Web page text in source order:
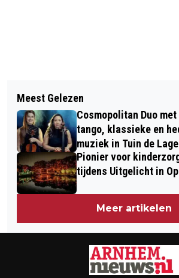
GEMEENTELIJKE WEBSITE
VERNIEUWING TOE
FUTURE FOR NATURE
UITGEREIKT OP 19 APRIL
ZOO
Meest Gelezen
Cosmopolitan Duo
tango, klassieke en
muziek in Tuin de
Pionier voor
tijdens Uitgelicht in
Meer artikelen